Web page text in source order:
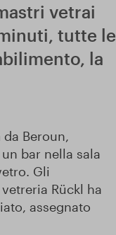
vetrai
tutte le
la
Beroun,
bar nella sala
Gli
Rückl ha
assegnato